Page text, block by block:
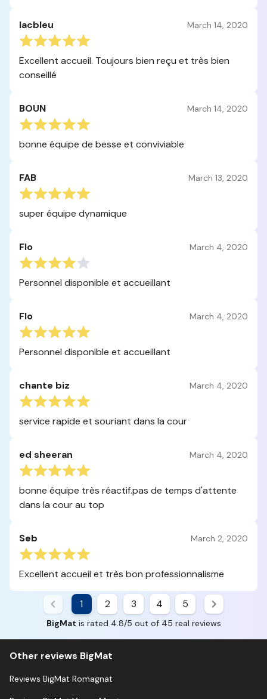
lacbleu March 14, 2020
Excellent accueil. Toujours bien reçu et très bien
conseillé
BOUN March 14, 2020
bonne équipe de besse et conviviable
FAB March 13, 2020
super équipe dynamique
Flo March 4, 2020
Personnel disponible et accueillant
Flo March 4, 2020
Personnel disponible et accueillant
chante biz March 4, 2020
service rapide et souriant dans la cour
ed sheeran March 4, 2020
bonne équipe très réactif.pas de temps d'attente
dans la cour au top
Seb March 2, 2020
Excellent accueil et très bon professionnalisme
1 2 3 4 5
BigMat is rated 4.8/5 out of 45 real reviews
Other reviews BigMat
Reviews BigMat Romagnat